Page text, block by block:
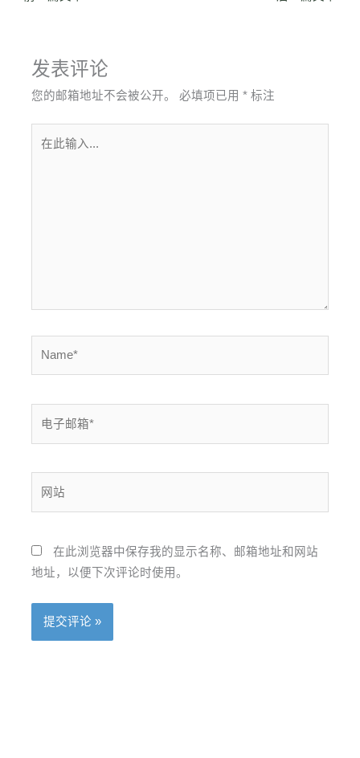
发表评论
您的邮箱地址不会被公开。 必填项已用* 标注
箱
在此浏览器中保存我的显示名称、邮箱地址和网站
地址，以便下次评论时使用。